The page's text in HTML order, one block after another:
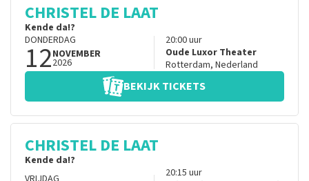
CHRISTEL DE LAAT
Kende da!?
DONDERDAG
12NOVEMBER
2026
20:00uur
Oude Luxor Theater
Rotterdam, Nederland
BEKIJK TICKETS
CHRISTEL DE LAAT
Kende da!?
20:15 uur